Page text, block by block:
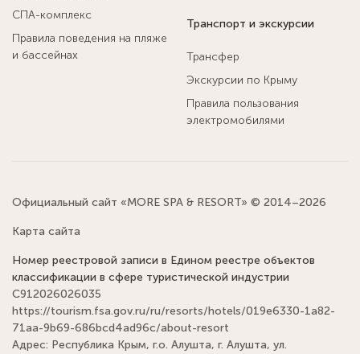
СПА-комплекс
Правила поведения на пляже
и бассейнах
Транспорт и экскурсии
Трансфер
Экскурсии по Крыму
Правила пользования
электромобилями
Официальный сайт «MORE SPA & RESORT» © 2014–2026
Карта сайта
Номер реестровой записи в Едином реестре объектов
классификации в сфере туристической индустрии
С912026026035
https://tourism.fsa.gov.ru/ru/resorts/hotels/019e6330-1a82-
71aa-9b69-686bcd4ad96c/about-resort
Адрес: Республика Крым, г.о. Алушта, г. Алушта, ул.